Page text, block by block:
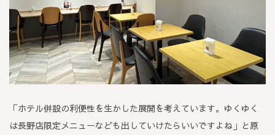
「ホテル併設の利便性を生かした展開を考えています。ゆくゆく
は長野店限定メニューなども出していけたらいいですよね」と原